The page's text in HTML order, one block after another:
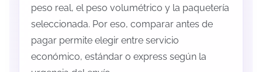
peso real, el peso volumétrico y la paquetería
seleccionada. Por eso, comparar antes de
pagar permite elegir entre servicio
económico, estándar o express según la